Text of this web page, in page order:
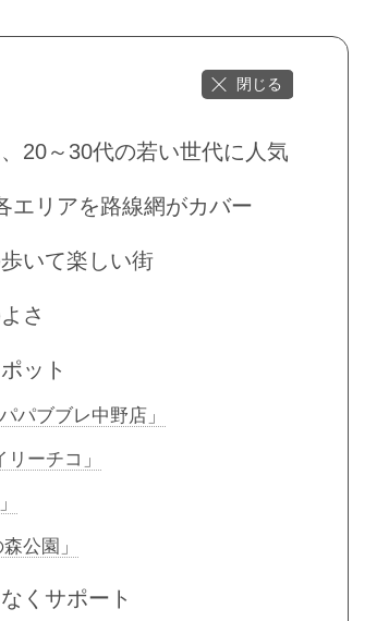
20～30代の若い世代に人気
エリアを路線網がカバー
いて楽しい街
さ
ット
パブブレ中野店」
ーチコ」
公園」
くサポート